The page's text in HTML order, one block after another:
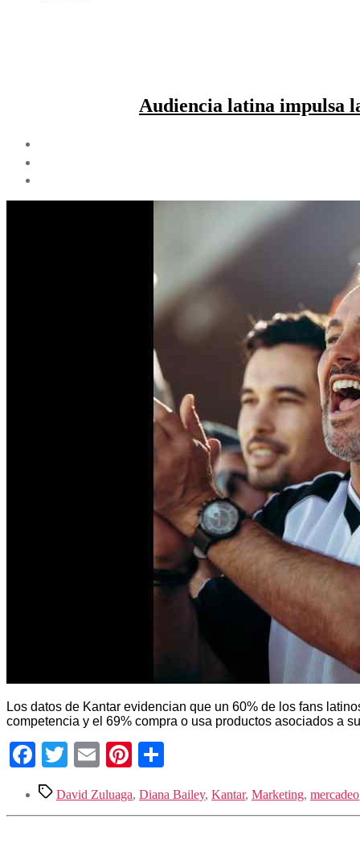
Audiencia latina impulsa
Los datos de Kantar evidencian que un 60% de los fans
competencia y el 69% compra o usa productos asociados a
Facebook
TwitterEmailPinterest
Etiquetas
David Zuluaga, Diana Bailey, Kantar, Marketing, mercadeo